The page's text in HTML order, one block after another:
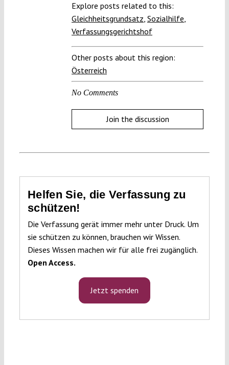
Explore posts related to this:
Gleichheitsgrundsatz, Sozialhilfe,
Verfassungsgerichtshof
Other posts about this region:
Österreich
No Comments
Join the discussion
Helfen Sie, die Verfassung zu
schützen!
Die Verfassung gerät immer mehr unter Druck. Um
sie schützen zu können, brauchen wir Wissen.
Dieses Wissen machen wir für alle frei zugänglich.
Open Access.
Jetzt spenden